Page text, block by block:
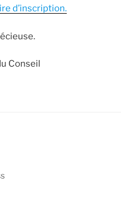
d’inscription.
Conseil